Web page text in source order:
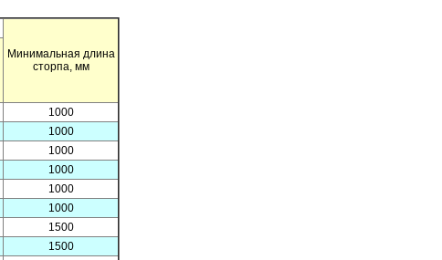
Минимальная длина
сторпа, мм
1000
1000
1000
1000
1000
1000
1500
1500